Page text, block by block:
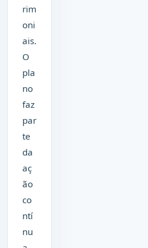
rim
oni
ais.
O
pla
no
faz
par
te
da
aç
ão
co
ntí
nu